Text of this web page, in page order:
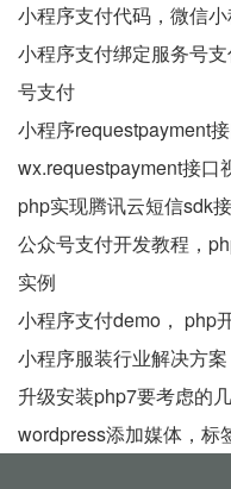
小程序支付代码，微信
小程序支付绑定服务号
号支付
小程序requestpayment
wx.requestpayment接口
php实现腾讯云短信sdk
公众号支付开发教程，
实例
小程序支付demo， php
小程序服装行业解决方
升级安装php7要考虑的
wordpress添加媒体，标